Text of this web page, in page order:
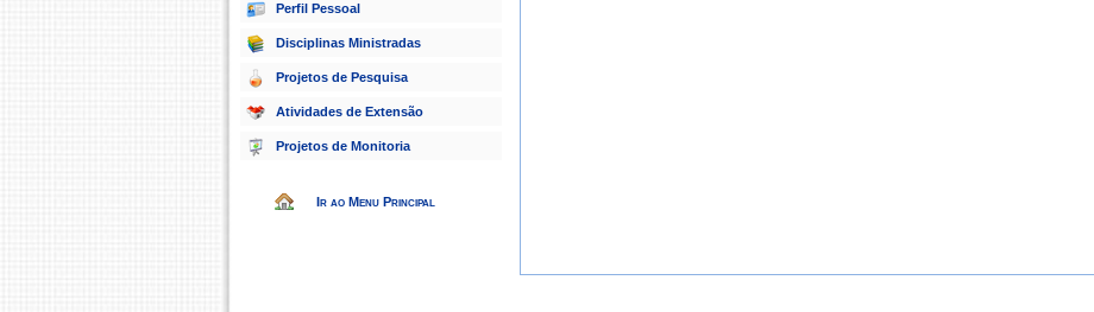
Perfil Pessoal
Disciplinas Ministradas
Projetos de Pesquisa
Atividades de Extensão
Projetos de Monitoria
Ir ao Menu Principal